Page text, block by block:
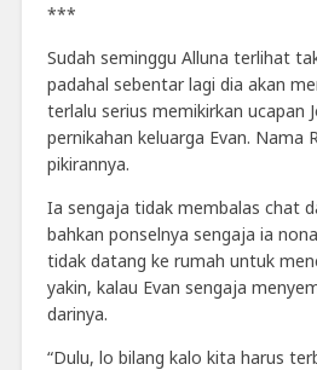
***
Sudah seminggu Alluna terlihat
padahal sebentar lagi dia akan
terlalu serius memikirkan ucapan
pernikahan keluarga Evan. Nama
pikirannya.
Ia sengaja tidak membalas chat
bahkan ponselnya sengaja ia
tidak datang ke rumah untuk
yakin, kalau Evan sengaja
darinya.
“Dulu, lo bilang kalo kita harus